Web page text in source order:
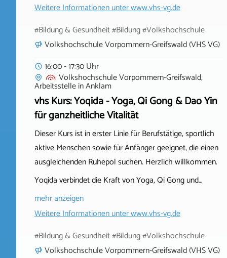
Weitere Informationen unterwww.vhs-vg.de
#Bildung & Gesundheit #Bildung #Volkshochschule
Volkshochschule Vorpommern-Greifswald (VHS VG)
16:00 - 17:30 Uhr
Volkshochschule Vorpommern-Greifswald,
ArbeitsstelleinAnklam
vhs Kurs: Yoqida - Yoga, Qi Gong & Dao Yin
für ganzheitliche Vitalität
Dieser Kurs ist in erster Linie für Berufstätige, sportlich
aktive Menschen sowie für Anfänger geeignet, die einen
ausgleichenden Ruhepol suchen. Herzlich willkommen.
Yoqida verbindet die Kraft von Yoga, Qi Gong und…
mehr anzeigen
Weitere Informationen unterwww.vhs-vg.de
#Bildung & Gesundheit #Bildung #Volkshochschule
Volkshochschule Vorpommern-Greifswald (VHS VG)